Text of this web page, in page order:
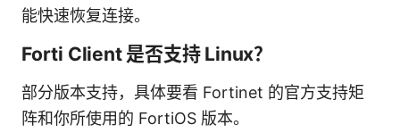
能快速恢复连接。
Forti Client 是否支持 Linux？
部分版本支持，具体要看 Fortinet 的官方支持矩
阵和你所使用的 FortiOS 版本。